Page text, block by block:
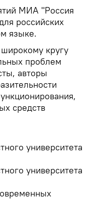
МИА "Россия
российских
языке.
кругу
проблем
авторы
средств
университета
университета